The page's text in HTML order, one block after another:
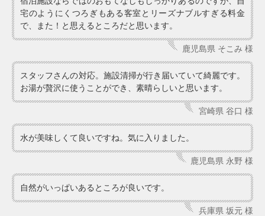
宅のようにくつろぎもある客室とリーズナブルすぎる料金
で、また！と思えるところだと思います。
鹿児島県 そこみ 様
スタッフさんの対応。施設清掃が行き届いていて綺麗です。
お湯が贅沢に使うことができ、素晴らしいと思います。
宮崎県 谷口 様
水が美味しくて良いですね。気に入りました。
鹿児島県 永野 様
自然がいっぱいあるところが良いです。
兵庫県 坂元 様